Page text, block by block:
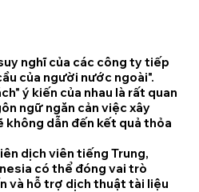
nghĩ của các công ty tiếp
của người nước ngoài".
ý kiến của nhau là rất quan
ngữ ngăn cản việc xây
không dẫn đến kết quả thỏa
dịch viên tiếng Trung,
có thể đóng vai trò
và hỗ trợ dịch thuật tài liệu